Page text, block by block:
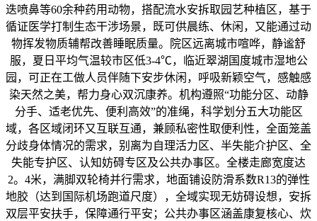
迭喷鼻等60余种药用动物，搭配流水安拆取园艺种植区，基于
循证医学打制生态干涉场景，既可供晨练、休闲，又能通过动
物挥发物质辅帮改善睡眠质量。院区远离城市喧哗，静谧舒
服，夏日平均气温较市区低3-4℃，临近翠湖国度城市湿地公
园，可正在工做人员伴随下安步休闲，呼吸新颖空气，感触感
染天然之美，帮力身心双沉康养。机构遵照“功能分区、动静
分手、适老优先、便利高效”的准绳，科学划分五大功能区
域，各区域闭环又互联互通，兼顾私密性取便利性，全面笼盖
分歧身体情况的需求，别离为自理活力区、半失能介护区、全
失能专护区、认知妨碍专区及公共办事区。全楼走廊宽度达
2。4米，满脚双轮椅并行需求，地面铺设防滑系数R13的弹性
地胶（达到国际机场跑道尺度），全域实现无妨碍设想，安拆
双层平安扶手，保障通行平安；公共办事区涵盖康复核心、炊